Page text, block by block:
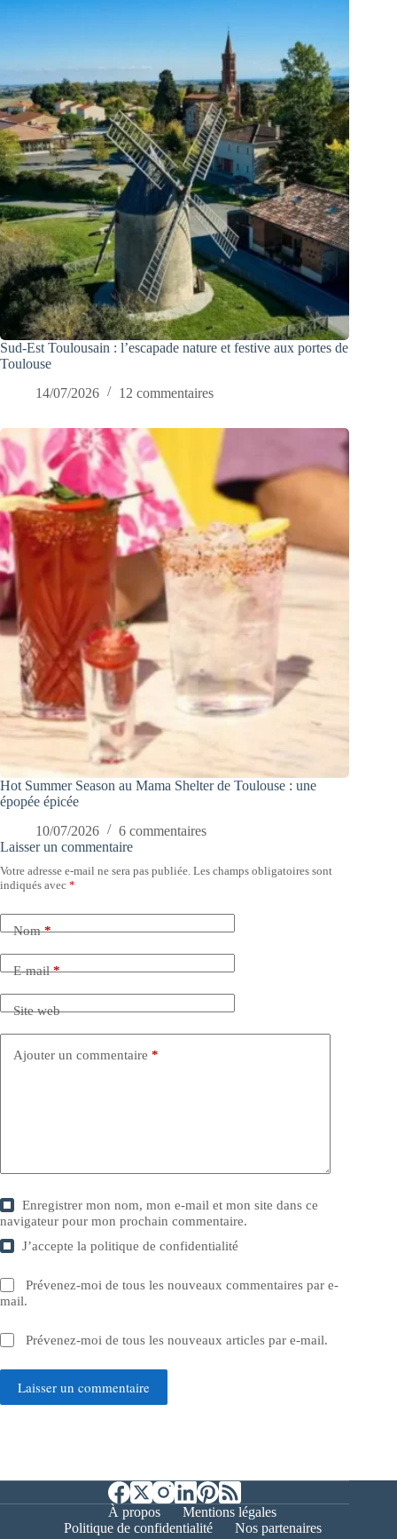
Sud-Est Toulousain : l’escapade nature et festive aux portes de
Toulouse
14/07/2026
12 commentaires
Hot Summer Season au Mama Shelter de Toulouse : une
épopée épicée
10/07/2026
6 commentaires
Laisser un commentaire
Votre adresse e-mail ne sera pas publiée. Les champs obligatoires sont
indiqués avec *
Nom*
E-mail*
Site web
Ajouter un commentaire *
Enregistrer mon nom, mon e-mail et mon site dans ce
navigateur pour mon prochain commentaire.
J’accepte lapolitique de confidentialité
Prévenez-moi de tous les nouveaux commentaires par e-
mail.
Prévenez-moi de tous les nouveaux articles par e-mail.
Laisser un commentaire
À propos
Mentions légales
Politique de confidentialité
Nos partenaires